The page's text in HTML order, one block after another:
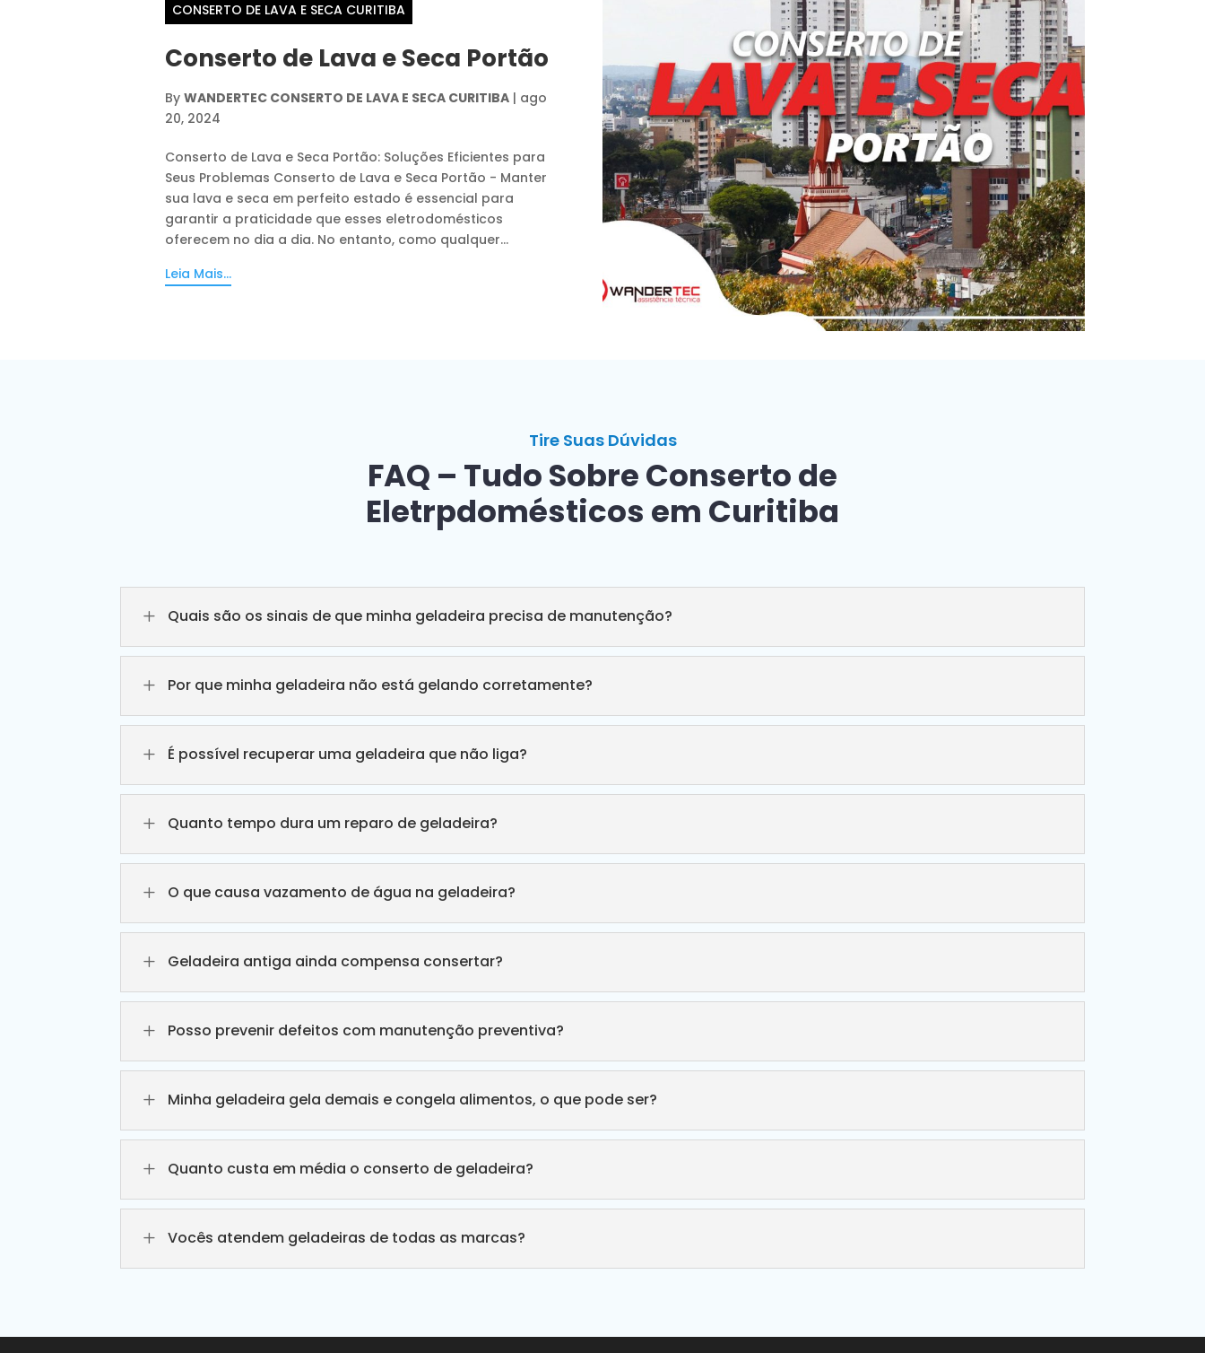
CONSERTO DE LAVA E SECA CURITIBA
Conserto de Lava e Seca Portão
ByWANDERTEC CONSERTO DE LAVA E SECA CURITIBA | ago
20, 2024
Conserto de Lava e Seca Portão: Soluções Eficientes para
Seus Problemas Conserto de Lava e Seca Portão - Manter
sua lava e seca em perfeito estado é essencial para
garantir a praticidade que esses eletrodomésticos
oferecem no dia a dia. No entanto, como qualquer...
Leia Mais...
Tire Suas Dúvidas
FAQ – Tudo Sobre Conserto de
Eletrpdomésticos em Curitiba
L Quais são os sinais de que minha geladeira precisa de manutenção?
L Por que minha geladeira não está gelando corretamente?
L É possível recuperar uma geladeira que não liga?
L Quanto tempo dura um reparo de geladeira?
L O que causa vazamento de água na geladeira?
L Geladeira antiga ainda compensa consertar?
L Posso prevenir defeitos com manutenção preventiva?
L Minha geladeira gela demais e congela alimentos, o que pode ser?
L Quanto custa em média o conserto de geladeira?
L Vocês atendem geladeiras de todas as marcas?